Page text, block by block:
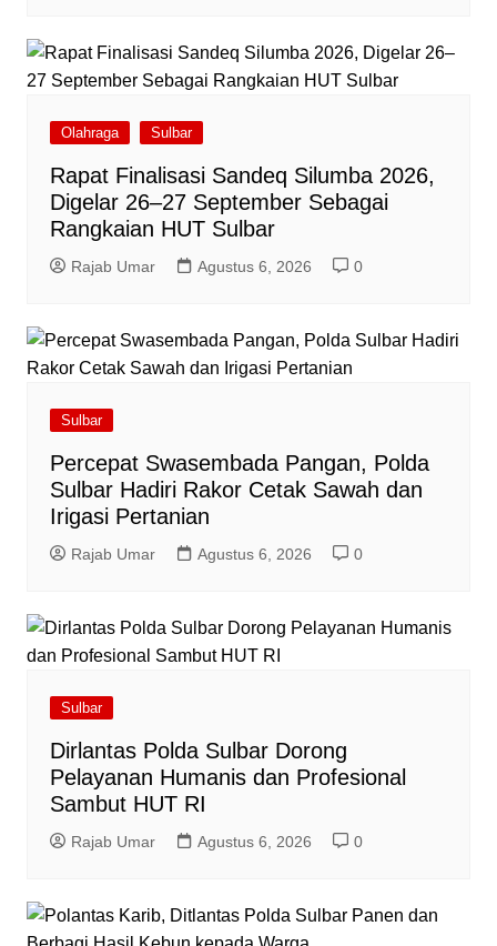
Olahraga Sulbar
Rapat Finalisasi Sandeq Silumba 2026,
Digelar 26–27 September Sebagai
Rangkaian HUT Sulbar
Rajab Umar Agustus 6, 2026 0
Sulbar
Percepat Swasembada Pangan, Polda
Sulbar Hadiri Rakor Cetak Sawah dan
Irigasi Pertanian
Rajab Umar Agustus 6, 2026 0
Sulbar
Dirlantas Polda Sulbar Dorong
Pelayanan Humanis dan Profesional
Sambut HUT RI
Rajab Umar Agustus 6, 2026 0